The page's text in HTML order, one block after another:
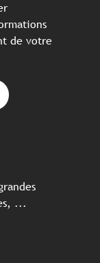
de votre
...